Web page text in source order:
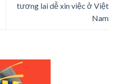
tương lai dễ xin việc ở Việt
Nam